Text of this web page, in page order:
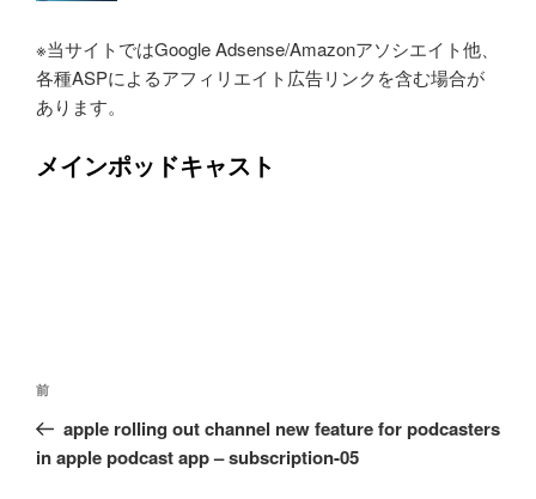
※当サイトではGoogle Adsense/Amazonアソシエイト他、
各種ASPによるアフィリエイト広告リンクを含む場合が
あります。
メインポッドキャスト
投
稿
ナ
ビ
過
去
の
前
apple rolling out channel new feature for podcasters
in apple podcast app – subscription-05